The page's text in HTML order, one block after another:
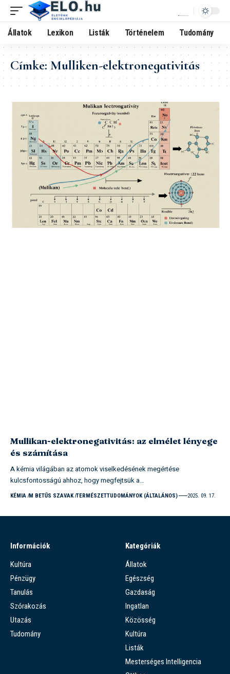
Állatok Lexikon Listák Történelem Tudomány
Címke:Mulliken-elektronegativitás
Mullikan-elektronegativitás: az elmélet lényege
és számítása
A kémia világában az atomok viselkedésének megértése
kulcsfontosságú ahhoz, hogy megfejtsük a…
KÉMIA M BETŰS SZAVAK TERMÉSZETTUDOMÁNYOK (ÁLTALÁNOS) 2025. 09. 17.
Információk
Kultúra
Pénzügy
Tanulás
Szórakozás
Utazás
Tudomány
Kategóriák
Állatok
Egészség
Gazdaság
Ingatlan
Közösség
Kultúra
Listák
Mesterséges Intelligencia